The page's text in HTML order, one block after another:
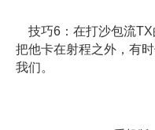
技巧6：在打沙包流TX
把他卡在射程之外，有
我们。